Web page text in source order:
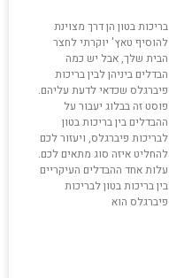
בריכות בטון הן דרך מצוינת
להוסיף טאץ' יוקרתי לחצר
הבית שלך, אבל יש כמה
הבדלים ביניהן לבין בריכות
פיברגלס שכדאי לדעת עליהם.
פוסט זה בבלוג יעבור על
ההבדלים בין בריכות בטון
לבריכות פיברגלס, ויעזור לכם
להחליט איזה סוג מתאים לכם.
עלות אחד ההבדלים העיקריים
בין בריכות בטון לבריכות
פיברגלס הוא